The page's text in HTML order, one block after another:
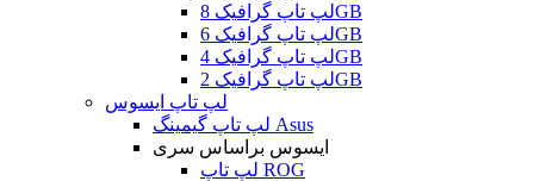
لپ تاپ گرافیک 8GB
لپ تاپ گرافیک 6GB
لپ تاپ گرافیک 4GB
لپ تاپ گرافیک 2GB
لپ تاپ ایسوس
لپ تاپ گیمینگ Asus
ایسوس براساس سری
لپ تاپ ROG